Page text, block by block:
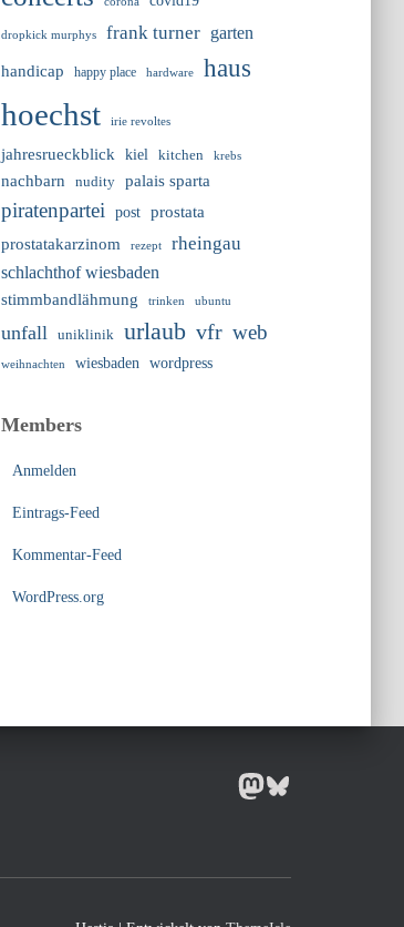
dropkick murphys frank turner
garten
handicap
happy place hardware haus
hoechst irie revoltes
jahresrueckblick kiel kitchen krebs
nachbarn nudity palais sparta
piratenpartei post
prostata
prostatakarzinom
rezept rheingau
schlachthof wiesbaden
stimmbandlähmung trinken ubuntu
unfall uniklinik urlaub vfr web
weihnachten wiesbaden wordpress
Members
Anmelden
Eintrags-Feed
Kommentar-Feed
WordPress.org
MASTODON